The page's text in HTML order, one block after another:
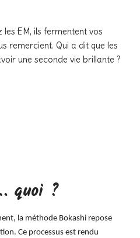
les EM, ils fermentent vos
remercient. Qui a dit que les
une seconde vie brillante ?
quoi ?
la méthode Bokashi repose
Ce processus est rendu